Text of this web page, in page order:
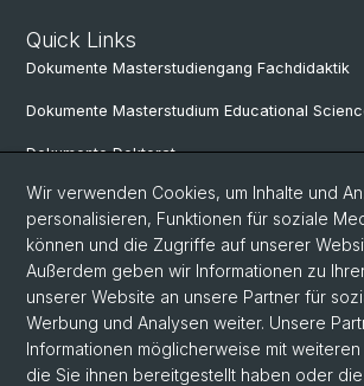
Quick Links
Dokumente Masterstudiengang Fachdidaktik
Dokumente Masterstudium Educational
Dokumente Doktorat
Social Media
LinkedIn
Instagram
Wir verwenden Cookies, um Inhalte und
personalisieren, Funktionen für soziale
können und die Zugriffe auf unserer
Außerdem geben wir Informationen zu
unserer Website an unsere Partner für
Werbung und Analysen weiter. Unsere
Informationen möglicherweise mit weiteren
die Sie ihnen bereitgestellt haben oder die